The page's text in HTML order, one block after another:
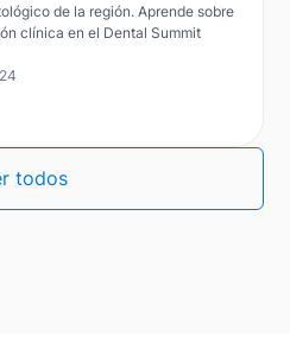
de la región. Aprende sobre
clínica en el Dental Summit
todos